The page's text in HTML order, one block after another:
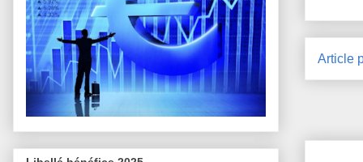
Article